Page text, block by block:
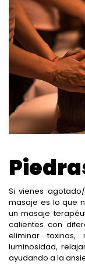
Si vienes
masaje es lo que
un masaje
calientes con
eliminar
luminosidad,
ayudando a la